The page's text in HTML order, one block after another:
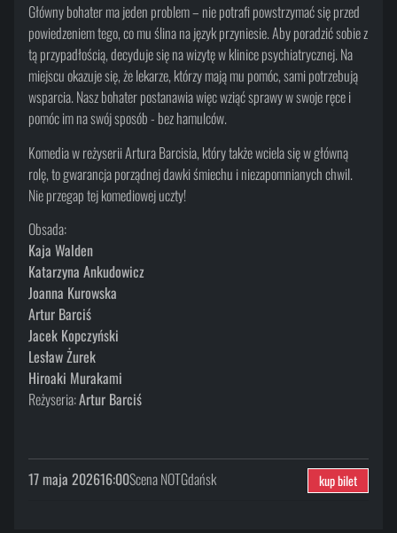
Główny bohater ma jeden problem – nie potrafi powstrzymać się przed
powiedzeniem tego, co mu ślina na język przyniesie. Aby poradzić sobie z
tą przypadłością, decyduje się na wizytę w klinice psychiatrycznej. Na
miejscu okazuje się, że lekarze, którzy mają mu pomóc, sami potrzebują
wsparcia. Nasz bohater postanawia więc wziąć sprawy w swoje ręce i
pomóc im na swój sposób - bez hamulców.
Komedia w reżyserii Artura Barcisia, który także wciela się w główną
rolę, to gwarancja porządnej dawki śmiechu i niezapomnianych chwil.
Nie przegap tej komediowej uczty!
Obsada:
Kaja Walden
Katarzyna Ankudowicz
Joanna Kurowska
Artur Barciś
Jacek Kopczyński
Lesław Żurek
Hiroaki Murakami
Reżyseria:Artur Barciś
17 maja 202616:00Scena NOTGdańsk kup bilet